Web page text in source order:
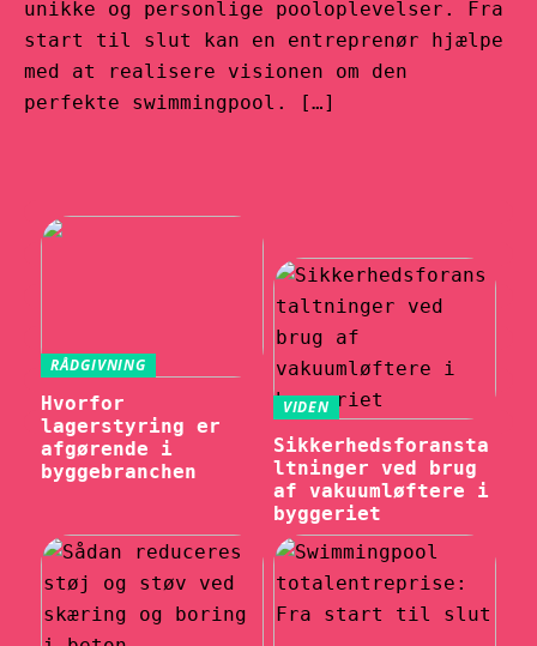
unikke og personlige pooloplevelser. Fra
start til slut kan en entreprenør hjælpe
med at realisere visionen om den
perfekte swimmingpool. […]
RÅDGIVNING
Hvorfor
lagerstyring er
afgørende i
byggebranchen
VIDEN
Sikkerhedsforansta
ltninger ved brug
af vakuumløftere i
byggeriet